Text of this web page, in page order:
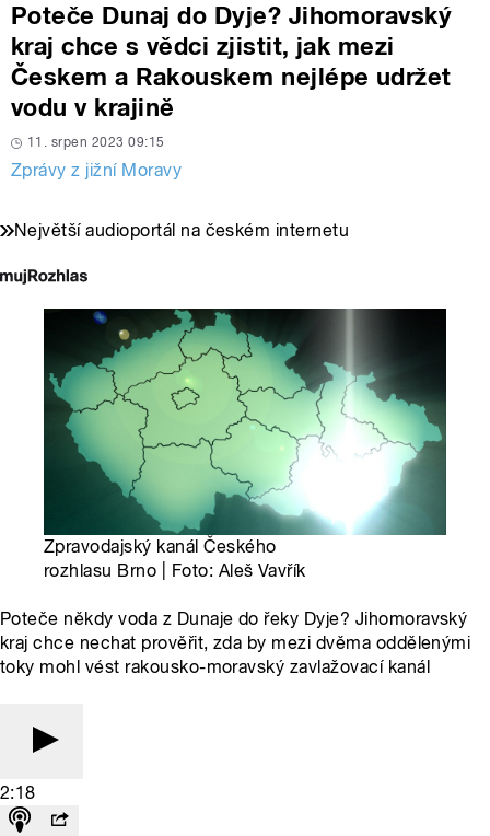
Poteče Dunaj do Dyje? Jihomoravský
kraj chce s vědci zjistit, jak mezi
Českem a Rakouskem nejlépe udržet
vodu v krajině
11. srpen 2023 09:15
Zprávy z jižní Moravy
Největší audioportál na českém internetu
Zpravodajský kanál Českého
rozhlasu Brno | Foto: Aleš Vavřík
Poteče někdy voda z Dunaje do řeky Dyje? Jihomoravský
kraj chce nechat prověřit, zda by mezi dvěma oddělenými
toky mohl vést rakousko-moravský zavlažovací kanál
2:18